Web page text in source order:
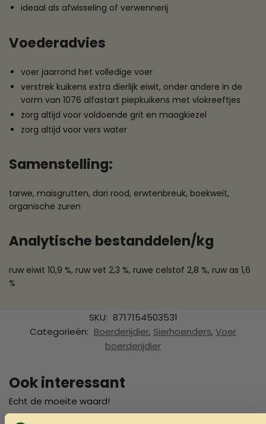
ideaal als afwisseling of verwennerij
Voederadvies
voer jaarrond het volledige voer
verstrek kuikens extra dierlijk eiwit, onder andere in de
vorm van 1076 alfastart piepkuikens met vlokreeftjes
zorg altijd voor voldoende grit en maagkiezel
zorg altijd voor vers water
Samenstelling:
tarwe, maisgrutten, dari rood, erwtenbreuk, boekweit,
organische zuren
Analytische bestanddelen/kg
ruw eiwit 10,9 %, ruw vet 2,3 %, ruwe celstof 2,8 %, ruw as 1,6
%
SKU: 8717154503531
Categorieën: Boerderijdier, Sierhoenders,Voer
boerderijdier
Ook interessant
Echt de moeite waard!